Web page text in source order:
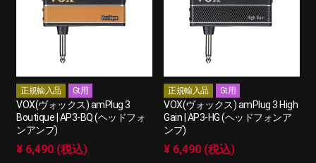
正規輸入品 Gt用
VOX(ヴォックス) amPlug 3
Boutique | AP3-BQ (ヘッドフォ
ンアンプ)
¥ 6,490 (税込)
正規輸入品 Gt用
VOX(ヴォックス) amPlug 3 High
Gain | AP3-HG (ヘッドフォンア
ンプ)
¥ 6,490 (税込)